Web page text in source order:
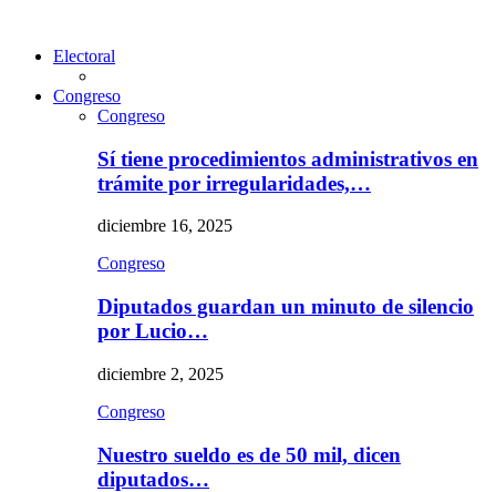
Electoral
Congreso
Congreso
Sí tiene procedimientos administrativos en
trámite por irregularidades,…
diciembre 16, 2025
Congreso
Diputados guardan un minuto de silencio
por Lucio…
diciembre 2, 2025
Congreso
Nuestro sueldo es de 50 mil, dicen
diputados…